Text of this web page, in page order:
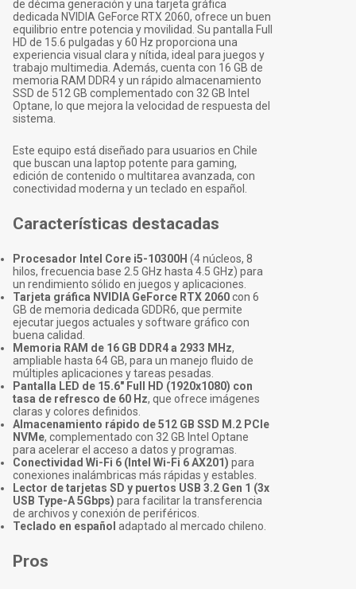
de décima generación y una tarjeta gráfica
dedicada NVIDIA GeForce RTX 2060, ofrece un buen
equilibrio entre potencia y movilidad. Su pantalla Full
HD de 15.6 pulgadas y 60 Hz proporciona una
experiencia visual clara y nítida, ideal para juegos y
trabajo multimedia. Además, cuenta con 16 GB de
memoria RAM DDR4 y un rápido almacenamiento
SSD de 512 GB complementado con 32 GB Intel
Optane, lo que mejora la velocidad de respuesta del
sistema.
Este equipo está diseñado para usuarios en Chile
que buscan una laptop potente para gaming,
edición de contenido o multitarea avanzada, con
conectividad moderna y un teclado en español.
Características destacadas
Procesador Intel Core i5-10300H (4 núcleos, 8
hilos, frecuencia base 2.5 GHz hasta 4.5 GHz) para
un rendimiento sólido en juegos y aplicaciones.
Tarjeta gráfica NVIDIA GeForce RTX 2060con 6
GB de memoria dedicada GDDR6, que permite
ejecutar juegos actuales y software gráfico con
buena calidad.
Memoria RAM de 16 GB DDR4 a 2933 MHz,
ampliable hasta 64 GB, para un manejo fluido de
múltiples aplicaciones y tareas pesadas.
Pantalla LED de 15.6" Full HD (1920x1080) con
tasa de refresco de 60 Hz, que ofrece imágenes
claras y colores definidos.
Almacenamiento rápido de 512 GB SSD M.2 PCIe
NVMe, complementado con 32 GB Intel Optane
para acelerar el acceso a datos y programas.
Conectividad Wi-Fi 6 (Intel Wi-Fi 6 AX201) para
conexiones inalámbricas más rápidas y estables.
Lector de tarjetas SD y puertos USB 3.2 Gen 1 (3x
USB Type-A 5Gbps) para facilitar la transferencia
de archivos y conexión de periféricos.
Teclado en español adaptado al mercado chileno.
Pros